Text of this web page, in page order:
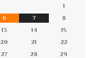
1
6 7
8
13 14
15
20 21
22
27 28
29